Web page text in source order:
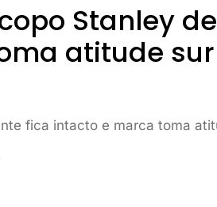
Stanley
atitude
fica intacto e marca toma